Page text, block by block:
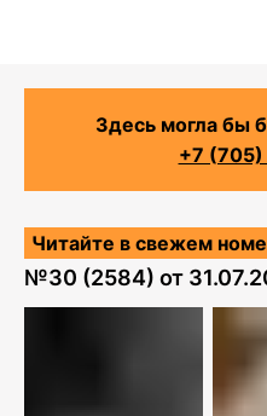
Здесь могла бы
+7 (705)
Читайте в свежем
№30 (2584) от